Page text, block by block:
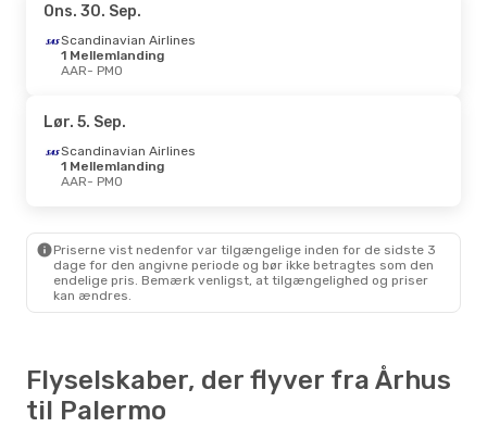
Fre. 18. Sep.- Tor. 24. Sep.
Scandinavian Airlines
ITA Airways
PMO- AAR
Man. 19. Okt.
AAR
- PMO
ITA Airways 2 Mellemlandinger
PMO- AAR
2 Mellemlandinger
AAR- PMO
ITA Airways
PMO- AAR
Ons. 30. Sep.
Scandinavian Airlines
1 Mellemlanding
AAR- PMO
Lør. 5. Sep.
Scandinavian Airlines
1 Mellemlanding
AAR- PMO
Priserne vist nedenfor var tilgængelige inden for de sidste 3
dage for den angivne periode og bør ikke betragtes som den
endelige pris. Bemærk venligst, at tilgængelighed og priser
kan ændres.
Flyselskaber, der flyver fra Århus
til Palermo